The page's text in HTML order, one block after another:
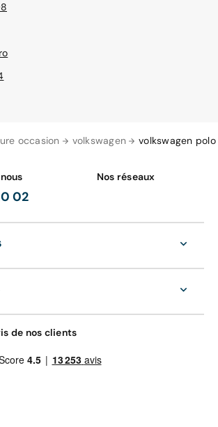
occasion volkswagen volkswagen polo
02
Nos réseaux
de nos clients